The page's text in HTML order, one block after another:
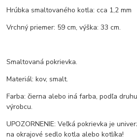
Hrúbka smaltovaného kotla: cca 1,2 mm
Vrchný priemer: 59 cm, výška: 33 cm.
Smaltovaná pokrievka.
Materiál: kov, smalt.
Farba: čierna alebo iná farba, podľa
výrobcu.
UPOZORNENIE: Veľká pokrievka je
na okrajové sedlo kotla alebo kotlíka!